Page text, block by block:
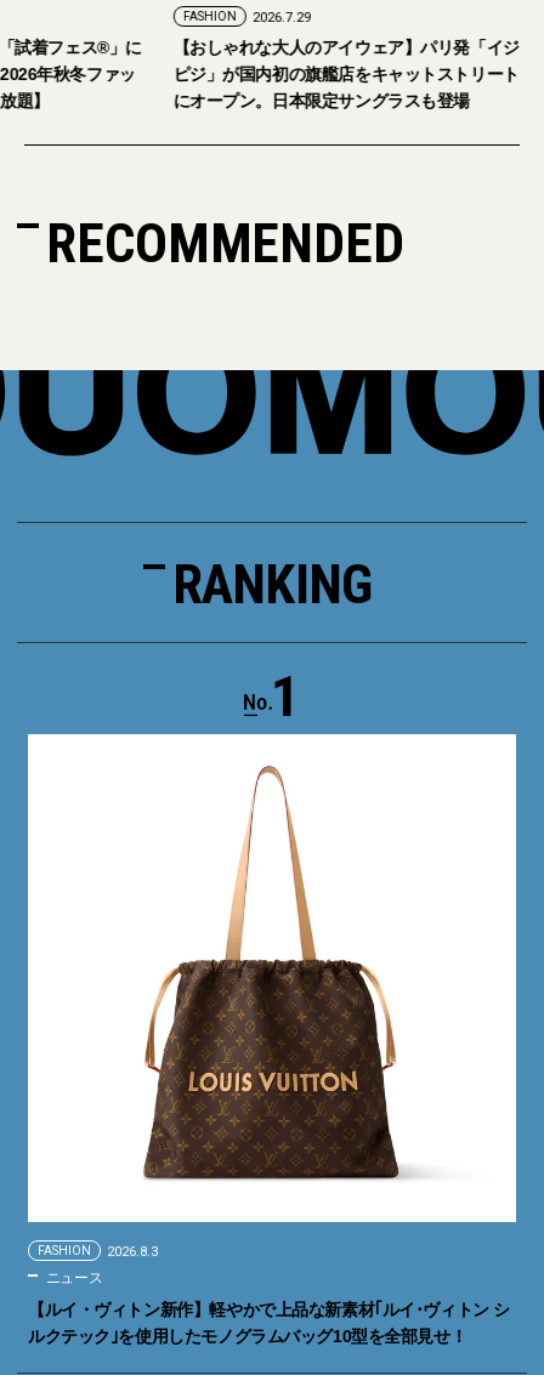
試着フェス®︎」に
年秋冬ファッ
題】
FASHION 2026.7.29
【おしゃれな大人のアイウェア】パリ発「イジ
ピジ」が国内初の旗艦店をキャットストリート
にオープン。日本限定サングラスも登場
RECOMMENDED
RANKING
1
FASHION 2026.8.3
ニュース
【ルイ・ヴィトン新作】軽やかで上品な新素材｢ルイ･ヴィトン シ
ルクテック｣を使用したモノグラムバッグ10型を全部見せ！